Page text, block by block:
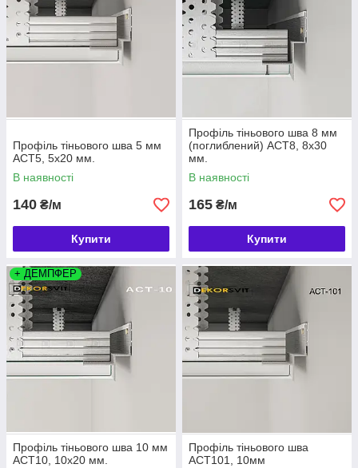
Профіль тіньового шва 5 мм
АСТ5, 5х20 мм.
В наявності
140 ₴/м
Купити
Профіль тіньового шва 8 мм
(поглиблений) АСТ8, 8х30
мм.
В наявності
165 ₴/м
Купити
+ ДЕМПФЕР
Профіль тіньового шва 10 мм
АСТ10, 10х20 мм.
Профіль тіньового шва
АСТ101, 10мм